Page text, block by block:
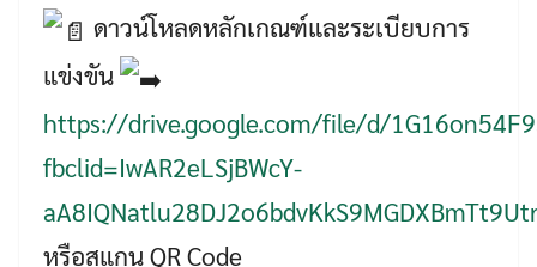
ดาวน์โหลดหลักเกณฑ์และระเบียบการ
แข่งขัน
https://drive.google.com/file/d/
fbclid=IwAR2eLSjBWcY-
หรือสแกน QR Code